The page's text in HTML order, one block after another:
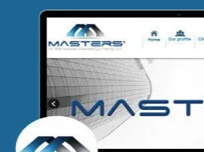
شركة MASTERS للتدريب
التفاصيل